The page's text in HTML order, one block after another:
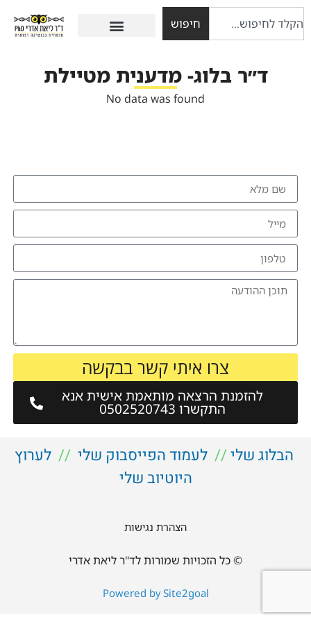
חיפוש
ד״ר בלוג- מדענית מטיילת
No data was found
צרו איתי קשר בבקשה
להזמנת הרצאה מותאמת אישית אנא
התקשרו 0502520743
הבלוג שלי// לעמוד הפייסבוק שלי //לערוץ
היוטיוב שלי
הצהרת נגישות
© כל הזכויות שמורות לד"ר ליאת אדרי
Powered by Site2goal